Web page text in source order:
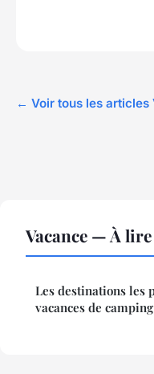
← Voir tous les articles
Vacance — À
Les destinations les
vacances de